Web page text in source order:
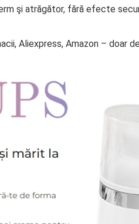
şi atrăgător, fără efecte
Aliexpress, Amazon – doar